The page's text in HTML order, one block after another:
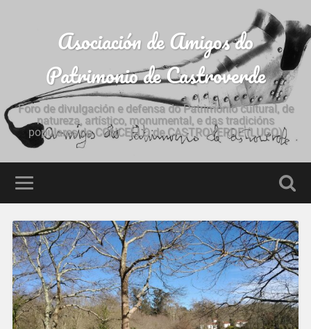
Asociación de Amigos do
Patrimonio de Castroverde
Foro de divulgación e defensa do Patrimonio cultural, de
natureza, artístico, monumental, e das tradicións
populares do CONCELLO de CASTROVERDE (LUGO)